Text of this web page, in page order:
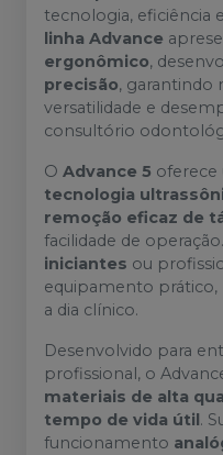
tecnologia, eficiência
linha Advance
ergonômico,
precisão, garantindo
versatilidade e
consultório
O Advance 5 oferece
tecnologia
remoção eficaz de
facilidade de
iniciantes ou
equipamento prático,
a dia clínico.
Desenvolvido para
profissional, o
materiais de alta
tempo de vida útil.
funcionamento